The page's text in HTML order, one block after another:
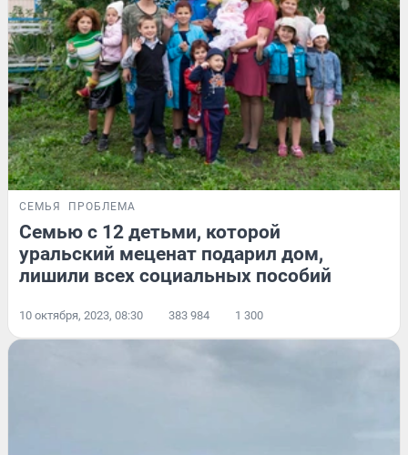
СЕМЬЯ ПРОБЛЕМА
Семью с 12 детьми, которой
уральский меценат подарил дом,
лишили всех социальных пособий
10 октября, 2023, 08:30 383 984 1 300